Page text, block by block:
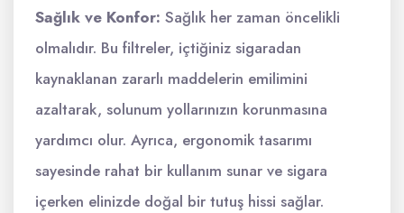
Sağlık ve Konfor: Sağlık her zaman öncelikli
olmalıdır. Bu filtreler, içtiğiniz sigaradan
kaynaklanan zararlı maddelerin emilimini
azaltarak, solunum yollarınızın korunmasına
yardımcı olur. Ayrıca, ergonomik tasarımı
sayesinde rahat bir kullanım sunar ve sigara
içerken elinizde doğal bir tutuş hissi sağlar.